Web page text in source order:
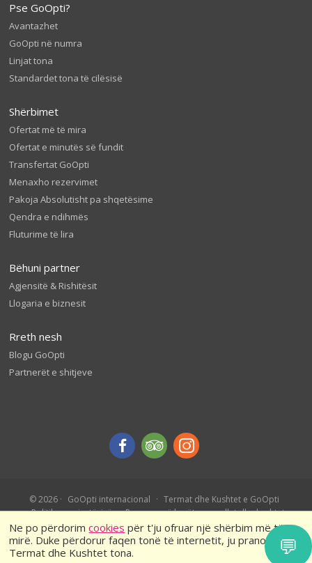
Ne po përdorimcookies për t'ju ofruar një shërbim më të
mirë. Duke përdorur faqen tonë të internetit, ju pranoni
Termat dhe Kushtet tona.
Pse GoOpti?
Avantazhet
GoOpti në numra
Linjat tona
Standardet tona të cilësisë
Shërbimet
Ofertat më të mira
Ofertat e minutës së fundit
Transfertat GoOpti
Menaxho rezervimet
Pakoja Absolutisht pa shqetësime
Qendra e ndihmës
Fluturime të lira
Bëhuni partner
Agjensitë & Rishitësit
Llogaria e biznesit
Rreth nesh
Blogu GoOpti
Partnerët e shitjeve
© 2026 GoOpti internacional
Termat dhe Kushtet e GoOpti
Politika e privatësisë
Rezervo më herët – rregullat dhe kushtet
💬